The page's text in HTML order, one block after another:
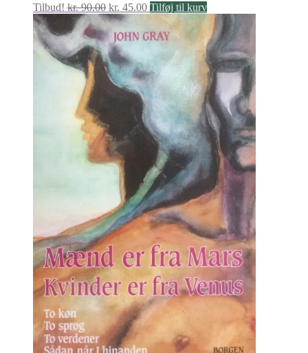
Tilbud! kr.90.00 Den
oprindelige
pris
var:
kr. 90.00.
kr. 45.00Den
aktuelle
pris
er:
Tilføj til kurv